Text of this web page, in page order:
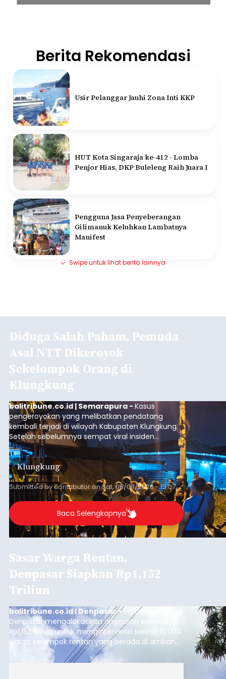
Berita Rekomendasi
Usir Pelanggar Jauhi Zona Inti KKP
HUT Kota Singaraja ke-412 - Lomba
Penjor Hias, DKP Buleleng Raih Juara I
Pengguna Jasa Penyeberangan
Gilimanuk Keluhkan Lambatnya
Manifest
Swipe untuk lihat berita lainnya
Diduga Salah Paham, Pemuda
Asal NTT Dikeroyok
Sekelompok Orang di
Klungkung
balitribune.co.id | Semarapura -Kasus
pengeroyokan yang melibatkan pendatang
kembali terjadi di wilayah Kabupaten Klungkung.
Setelah sebelumnya sempat viral insiden
keributan di barat Pasar Galiran, peristiwa serupa
kini menimpa seorang pemuda asal Kabupaten
Sumba Barat Daya (SBD), Nusa Tenggara Timur
(NTT).
Klungkung
Submitted bycontributoronSat, 08/08/2026 - 13:07
Baca Selengkapnya
Sasar Warga Rentan,
Denpasar Siapkan Rp1,152
Triliun
balitribune.co.id I Denpasar -Pemerintah Kota
Denpasar mengalokasikan anggaran sebesar
Rp1,152 triliun untuk mengintervensi sekitar 18.000
warga kelompok rentan yang berada di ambang
garis kemiskinan. Langkah strategis ini diambil
guna menjaga masyarakat yang berada pada